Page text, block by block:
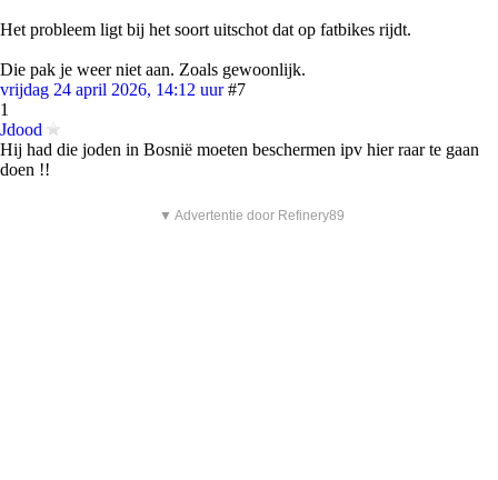
Het probleem ligt bij het soort uitschot dat op fatbikes rijdt.
Die pak je weer niet aan. Zoals gewoonlijk.
vrijdag 24 april 2026, 14:12 uur #7
1
Jdood
Hij had die joden in Bosnië moeten beschermen ipv hier raar te gaan
doen !!
▼ Advertentie door Refinery89